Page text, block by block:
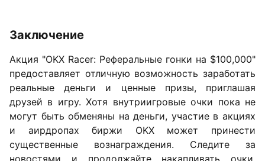
Заключение
Акция "OKX Racer: Реферальные гонки на $100,000"
предоставляет отличную возможность заработать
реальные деньги и ценные призы, приглашая
друзей в игру. Хотя внутриигровые очки пока не
могут быть обменяны на деньги, участие в акциях
и аирдропах биржи OKX может принести
существенные вознаграждения. Следите за
новостями и продолжайте накапливать очки,